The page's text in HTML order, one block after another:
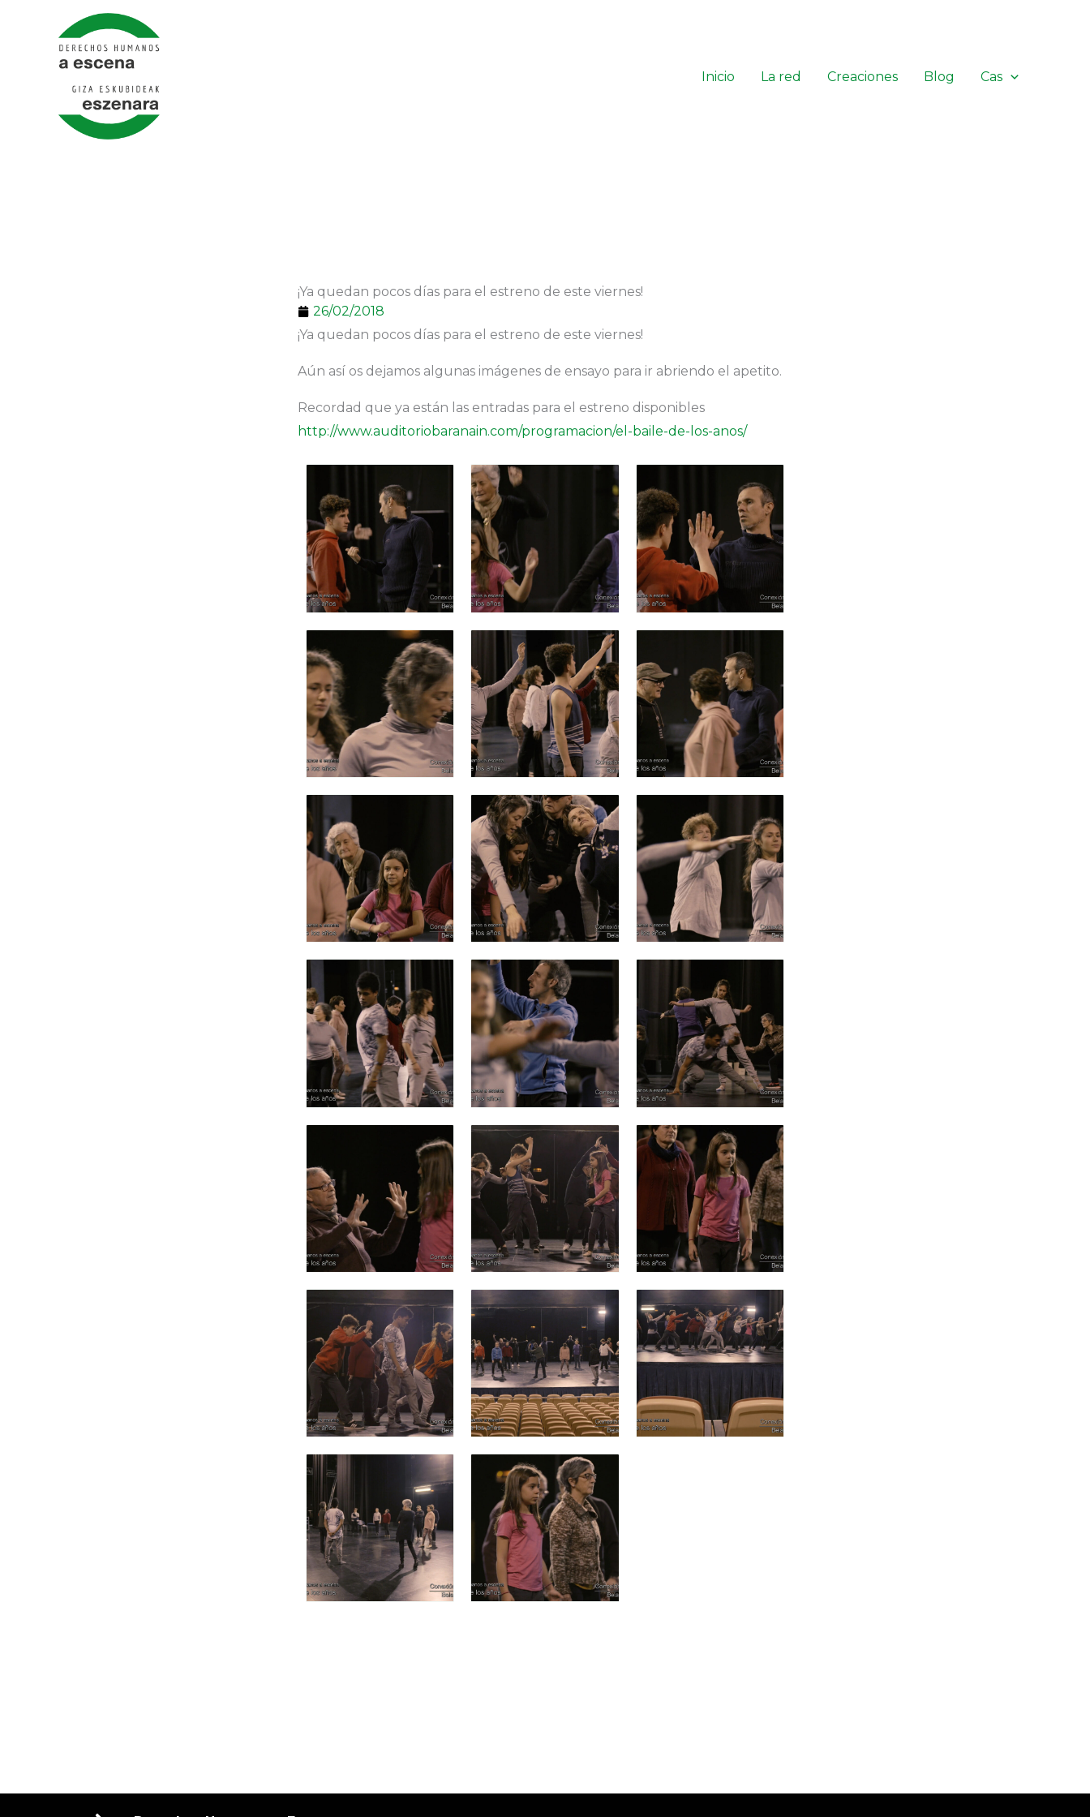
contenido
Inicio
La red Creaciones Blog Cas
¡Ya quedan pocos días para el estreno de este viernes!
26/02/2018
¡Ya quedan pocos días para el estreno de este viernes!
Aún así os dejamos algunas imágenes de ensayo para ir abriendo el apetito.
Recordad que ya están las entradas para el estreno disponibles
http://www.auditoriobaranain.com/programacion/el-baile-de-los-anos/